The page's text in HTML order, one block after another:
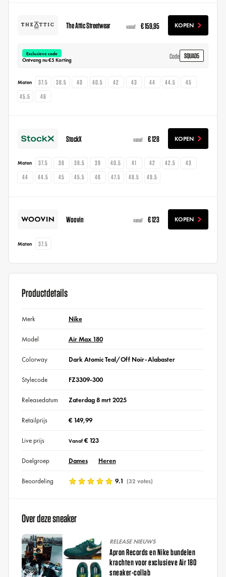
The Attic Streetwear vanaf € 159,95 KOPEN
Exclusieve code
Ontvang nu €5 Korting
Code SQUAD5
Maten 37.5 38.5 40 40.5 42 43 44 44.5
45
45.5
46
StockX vanaf € 128 KOPEN
Maten 37.5 38 38.5 39 40.5 41 42 42.5
43
44
44.5 45 45.5 46 47.5 48.5 49.5
Woovin vanaf € 123 KOPEN
Maten 37.5
Productdetails
Merk Nike
Model Air Max 180
Colorway Dark Atomic Teal/Off Noir-Alabaster
Stylecode FZ3309-300
Releasedatum Zaterdag 8 mrt 2025
Retailprijs € 149,99
Live prijs Vanaf€ 123
Doelgroep Dames Heren
Beoordeling 9.1 (32 votes)
Over deze sneaker
RELEASE NIEUWS
Apron Records en Nike bundelen
krachten voor exclusieve Air 180
sneaker-collab